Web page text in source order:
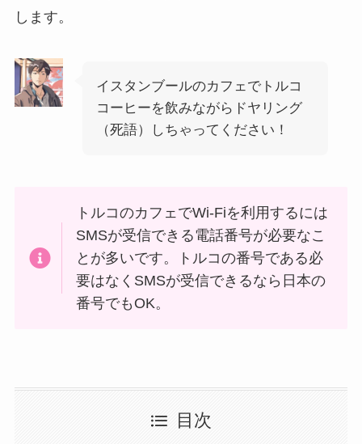
します。
イスタンブールのカフェでトルコ
コーヒーを飲みながらドヤリング
（死語）しちゃってください！
トルコのカフェでWi-Fiを利用するには
SMSが受信できる電話番号が必要なこ
とが多いです。トルコの番号である必
要はなくSMSが受信できるなら日本の
番号でもOK。
目次